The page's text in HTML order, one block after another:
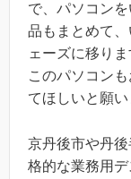
で、パソコン
品もまとめて
ェーズに移りま
このパソコン
てほしいと願い
京丹後市や丹
格的な業務用デ